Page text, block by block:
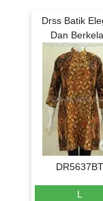
Drss Batik
Dan
DR5637BT
L